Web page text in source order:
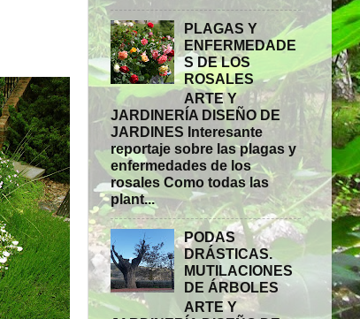
PLAGAS Y
ENFERMEDADE
S DE LOS
ROSALES
ARTE Y
JARDINERÍA DISEÑO DE
JARDINES Interesante
reportaje sobre las plagas y
enfermedades de los
rosales Como todas las
plant...
PODAS
DRÁSTICAS.
MUTILACIONES
DE ÁRBOLES
ARTE Y